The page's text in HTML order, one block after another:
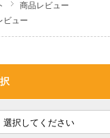
商品レビュー
ビュー